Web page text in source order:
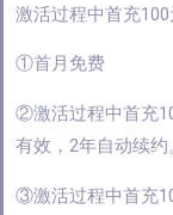
激活过程中首充
①首月免费
②激活过程中首充
有效，2年自动续约
③激活过程中首充